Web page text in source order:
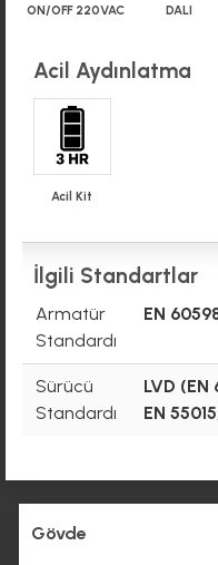
ON/OFF 220VAC DALI
Acil Aydınlatma
Acil Kit
İlgili Standartlar
Armatür
Standardı
EN
Sürücü
Standardı
LVD (EN
EN
Gövde